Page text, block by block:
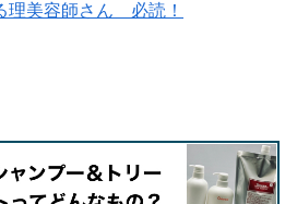
理美容師さん 必読！